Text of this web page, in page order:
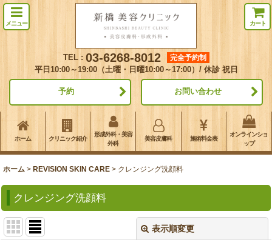
メニュー
TEL : 03-6268-8012
完全予約制
平日10:00～19:00（土曜・日曜10:00～17:00）/ 休診 祝日
予約 お問い合わせ
カート
ホーム クリニック紹介
形成外科・美容
外科
美容皮膚科 施術料金表
オンラインショ
ップ
ホーム > REVISION SKIN CARE > クレンジング洗顔料
クレンジング洗顔料
表示順変更